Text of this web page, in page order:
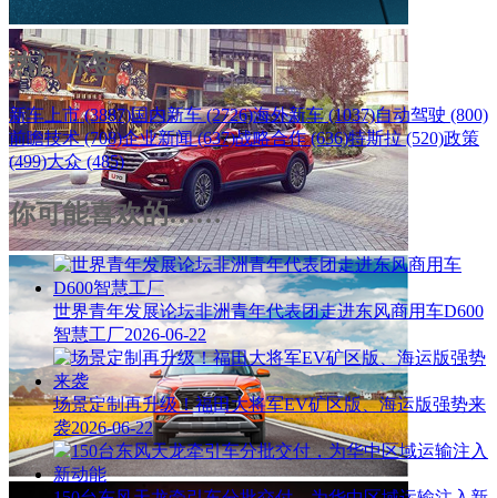
热门标签
新车上市 (3887)国内新车 (2726)海外新车 (1037)自动驾驶 (800)
前瞻技术 (708)企业新闻 (637)战略合作 (636)特斯拉 (520)政策
(499)大众 (485)
你可能喜欢的……
世界青年发展论坛非洲青年代表团走进东风商用车D600
智慧工厂2026-06-22
场景定制再升级！福田大将军EV矿区版、海运版强势来
袭2026-06-22